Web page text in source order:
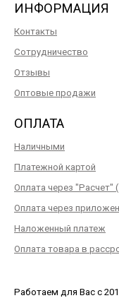
ИНФОРМАЦИЯ
Контакты
Сотрудничество
Отзывы
Оптовые продажи
ОПЛАТА
Наличными
Платежной картой
Оплата через "Расчет"
Оплата через
Наложенный платеж
Оплата товара в
Работаем для Вас с